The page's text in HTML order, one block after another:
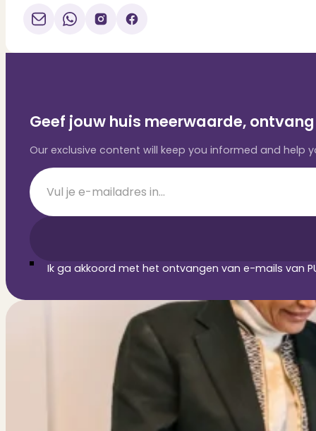
Geef jouw huis meerwaarde,
Our exclusive content will keep you informed and
Section
Ik ga akkoord met het ontvangen van e-mails van